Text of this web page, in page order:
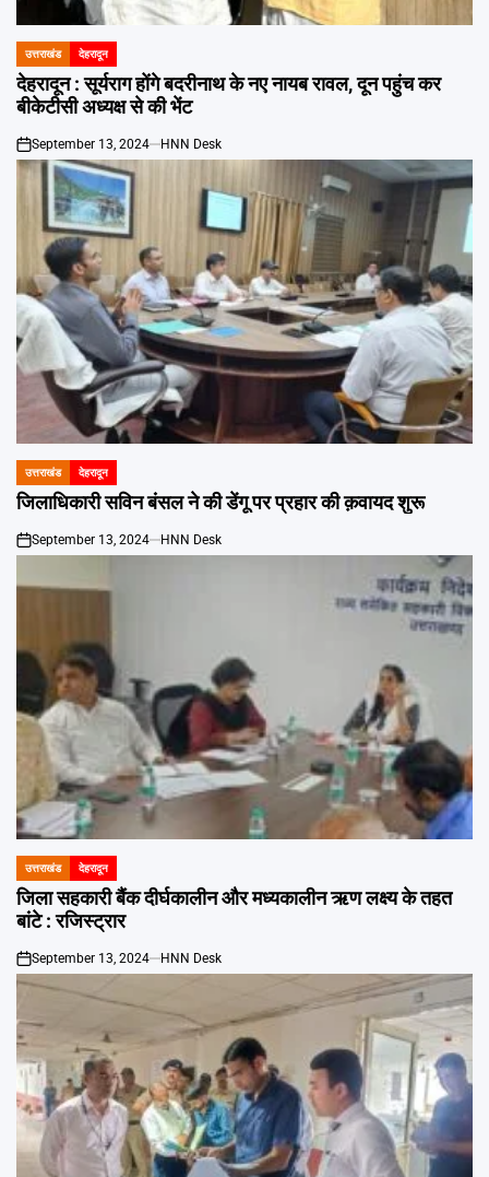
POSTED
IN
उत्तराखंड देहरादून
देहरादून : सूर्यराग होंगे बदरीनाथ के नए नायब रावल, दून पहुंच कर
बीकेटीसी अध्यक्ष से की भेंट
on
September 13, 2024 HNN Desk
POSTED
IN
उत्तराखंड देहरादून
जिलाधिकारी सविन बंसल ने की डेंगू पर प्रहार की क़वायद शुरू
on
September 13, 2024 HNN Desk
POSTED
IN
उत्तराखंड देहरादून
जिला सहकारी बैंक दीर्घकालीन और मध्यकालीन ऋण लक्ष्य के तहत
बांटे : रजिस्ट्रार
on
September 13, 2024 HNN Desk